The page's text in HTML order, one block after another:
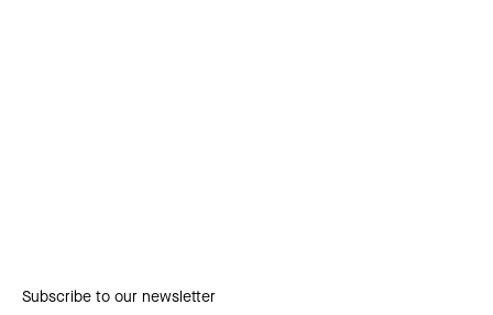
Subscribe to our newsletter